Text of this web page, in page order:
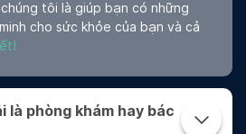
chúng tôi là giúp bạn có những
cho sức khỏe của bạn và cả
là phòng khám hay bác